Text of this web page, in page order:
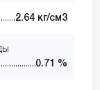
2.64 кг/см3
0.71 %